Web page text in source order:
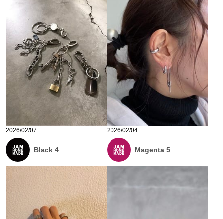
2026/02/07
Black 4
2026/02/04
Magenta 5